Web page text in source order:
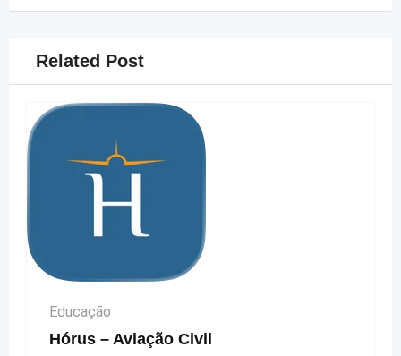
Related Post
Educação
Hórus – Aviação Civil